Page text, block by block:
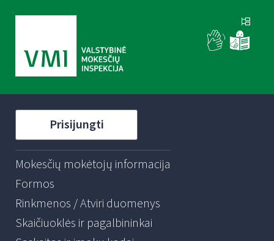
Prisijungti
Mokesčių mokėtojų informacija
Formos
Rinkmenos / Atviri duomenys
Skaičiuoklės ir pagalbininkai